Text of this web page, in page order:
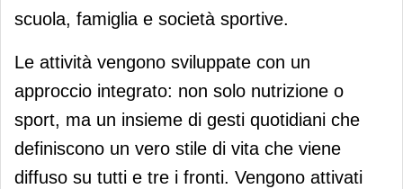
scuola, famiglia e società sportive.
Le attività vengono sviluppate con un
approccio integrato: non solo nutrizione o
sport, ma un insieme di gesti quotidiani che
definiscono un vero stile di vita che viene
diffuso su tutti e tre i fronti. Vengono attivati